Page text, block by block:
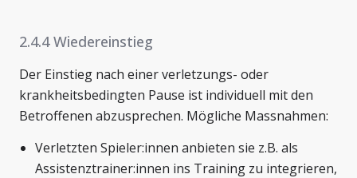
2.4.4 Wiedereinstieg
Der Einstieg nach einer verletzungs- oder
krankheitsbedingten Pause ist individuell mit den
Betroffenen abzusprechen. Mögliche Massnahmen:
Verletzten Spieler:innen anbieten sie z.B. als
Assistenztrainer:innen ins Training zu integrieren,